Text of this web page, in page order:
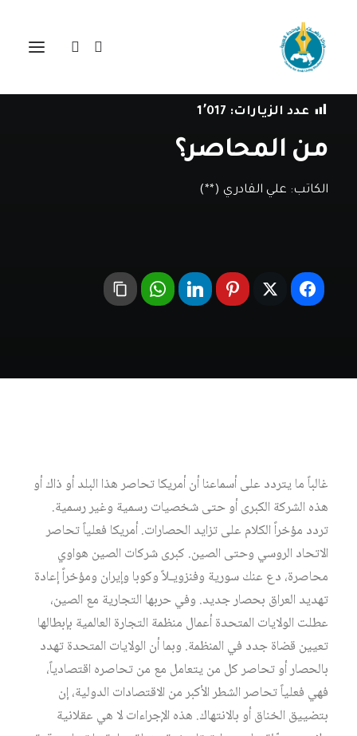
فيمقالات
عدد الزيارات: 1٬017
من المحاصر؟
الكاتب: علي القادري (**)
غالباً ما يتردد على أسماعنا أن أمريكا تحاصر هذا البلد أو ذاك أو
هذه الشركة الكبرى أو حتى شخصيات رسمية وغير رسمية.
تردد مؤخراً الكلام على تزايد الحصارات. أمريكا فعلياً تحاصر
الاتحاد الروسي وحتى الصين. كبرى شركات الصين هواوي
محاصرة، دع عنك سورية وفنزويـلاً وكوبا وإيران ومؤخراً إعادة
تهديد العراق بحصار جديد. وفي حربها التجارية مع الصين،
عطلت الولايات المتحدة أعمال منظمة التجارة العالمية بإبطالها
تعيين قضاة جدد في المنظمة. وبما أن الولايات المتحدة تهدد
بالحصار أو تحاصر كل من يتعامل مع من تحاصره اقتصادياً،
فهي فعلياً تحاصر الشطر الأكبر من الاقتصادات الدولية، إن
بتضييق الخناق أو بالانتهاك. هذه الإجراءات لا هي عقلانية